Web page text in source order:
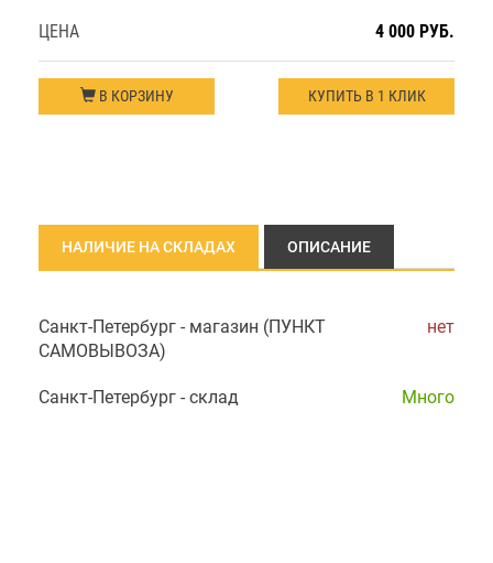
ЦЕНА 4 000 РУБ.
В КОРЗИНУ КУПИТЬ В 1 КЛИК
НАЛИЧИЕ НА СКЛАДАХ ОПИСАНИЕ
Санкт-Петербург - магазин (ПУНКТ
САМОВЫВОЗА)
нет
Санкт-Петербург - склад Много